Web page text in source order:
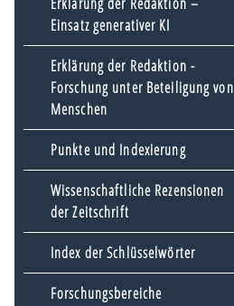
Einsatz generativer KI
Erklärung der Redaktion -
Forschung unter Beteiligung von
Menschen
Punkte und Indexierung
Wissenschaftliche Rezensionen
der Zeitschrift
Index der Schlüsselwörter
Forschungsbereiche